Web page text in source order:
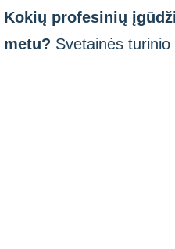
Kokių profesinių
metu? Svetainės turinio